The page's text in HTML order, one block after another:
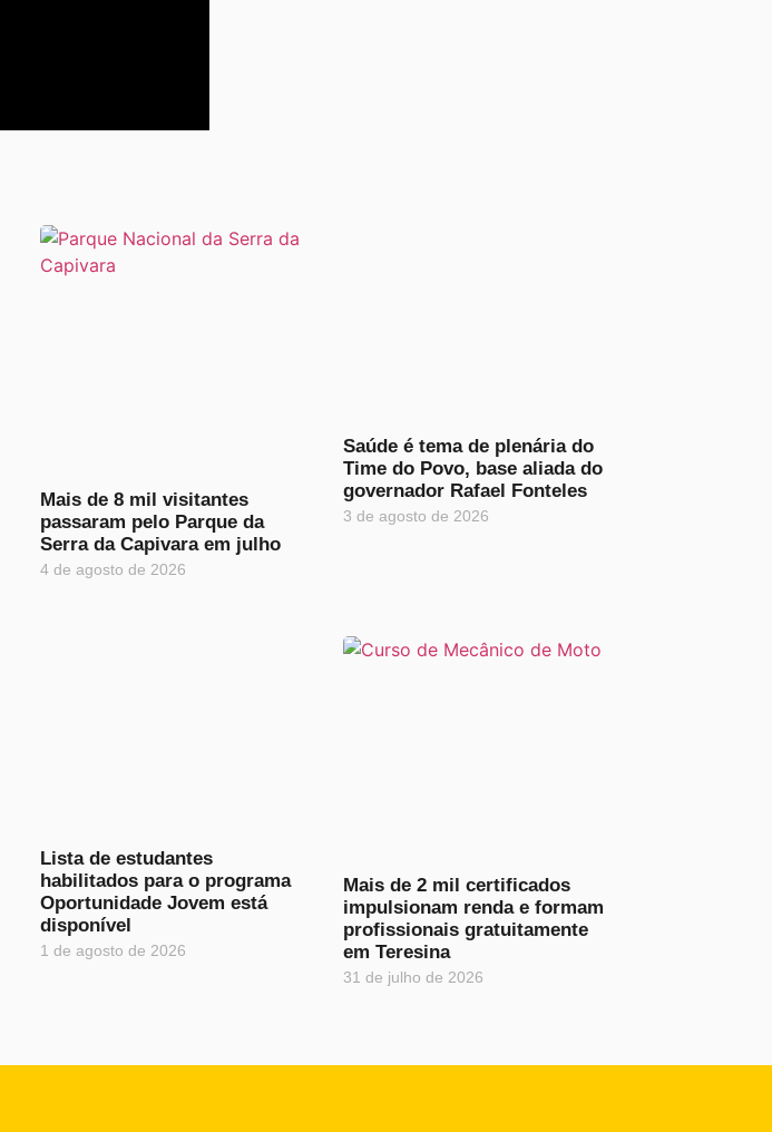
Mais de 8 mil visitantes
passaram pelo Parque da
Serra da Capivara em julho
4 de agosto de 2026
Saúde é tema de plenária do
Time do Povo, base aliada do
governador Rafael Fonteles
3 de agosto de 2026
Lista de estudantes
habilitados para o programa
Oportunidade Jovem está
disponível
1 de agosto de 2026
Mais de 2 mil certificados
impulsionam renda e formam
profissionais gratuitamente
em Teresina
31 de julho de 2026